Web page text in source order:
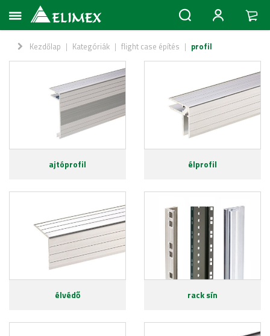
Kezdőlap | Kategóriák | flight case építés | profil
ajtóprofil élprofil
élvédő rack sín